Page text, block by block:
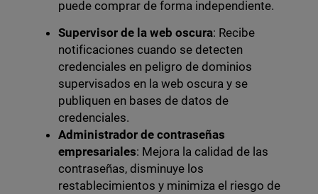
puede comprar de forma independiente.
Supervisor de la web oscura: Recibe
notificaciones cuando se detecten
credenciales en peligro de dominios
supervisados en la web oscura y se
publiquen en bases de datos de
credenciales.
Administrador de contraseñas
empresariales: Mejora la calidad de las
contraseñas, disminuye los
restablecimientos y minimiza el riesgo de